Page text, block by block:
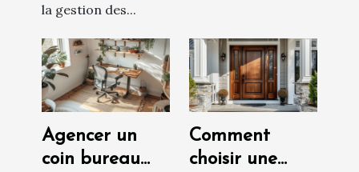
la gestion des...
Agencer un
coin bureau
Comment
choisir une